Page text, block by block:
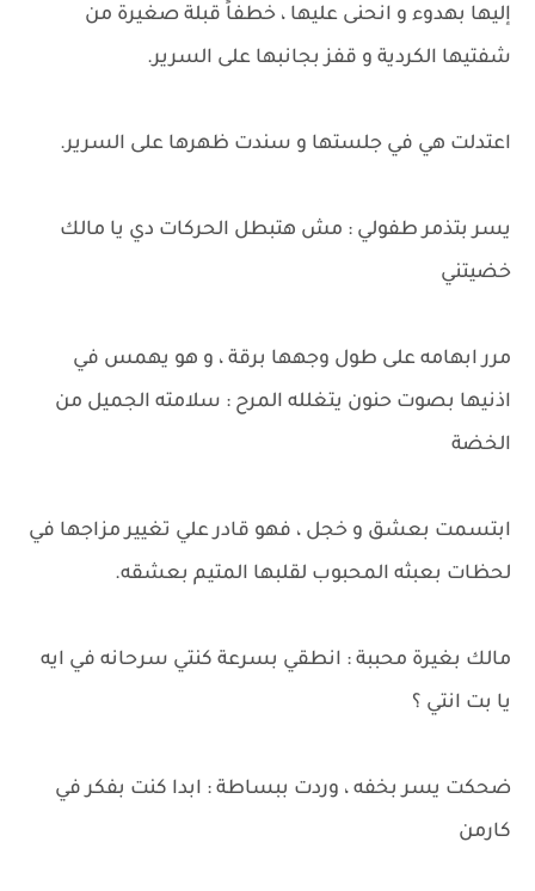
إليها بهدوء و انحنى عليها ، خطفاً قبلة صغيرة من
شفتيها الكردية و قفز بجانبها على السرير.
اعتدلت هي في جلستها و سندت ظهرها على السرير.
يسر بتذمر طفولي : مش هتبطل الحركات دي يا مالك
خضيتني
مرر ابهامه على طول وجهها برقة ، و هو يهمس في
اذنيها بصوت حنون يتغلله المرح : سلامته الجميل من
الخضة
ابتسمت بعشق و خجل ، فهو قادر علي تغيير مزاجها في
لحظات بعبثه المحبوب لقلبها المتيم بعشقه.
مالك بغيرة محببة : انطقي بسرعة كنتي سرحانه في ايه
يا بت انتي ؟
ضحكت يسر بخفه ، وردت ببساطة : ابدا كنت بفكر في
كارمن